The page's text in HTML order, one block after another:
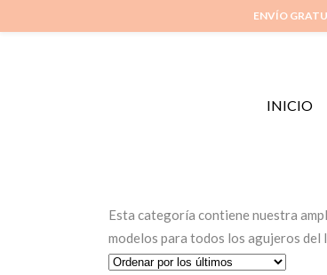
INICIO
Esta categoría contiene nuestra
modelos para todos los agujeros del
ENVÍO